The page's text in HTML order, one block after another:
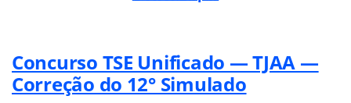
Concurso TSE Unificado — TJAA —
Correção do 12° Simulado